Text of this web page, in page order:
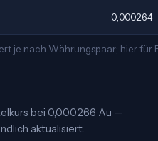
0,000264
je nach Währungspaar; hier für
bei 0,000266 Au —
aktualisiert.